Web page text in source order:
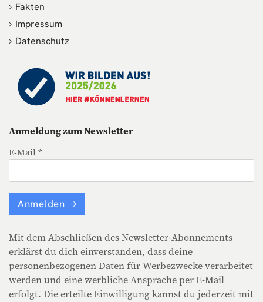
Fakten
Impressum
Datenschutz
Anmeldung zum Newsletter
E-Mail *
Anmelden
Mit dem Abschließen des Newsletter-Abonnements
erklärst du dich einverstanden, dass deine
personenbezogenen Daten für Werbezwecke verarbeitet
werden und eine werbliche Ansprache per E-Mail
erfolgt. Die erteilte Einwilligung kannst du jederzeit mit